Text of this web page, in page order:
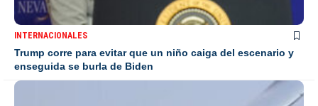
INTERNACIONALES
Trump corre para evitar que un niño caiga del escenario y
enseguida se burla de Biden